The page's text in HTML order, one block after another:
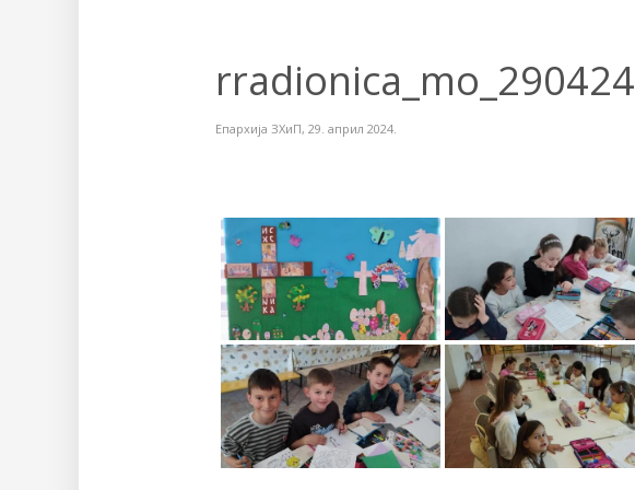
rradionica_mo_290424
Епархија ЗХиП, 29. април 2024.